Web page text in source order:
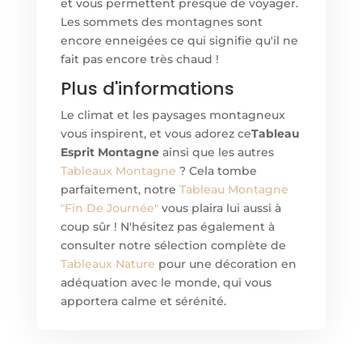
et vous permettent presque de voyager.
Les sommets des montagnes sont
encore enneigées ce qui signifie qu'il ne
fait pas encore très chaud !
Plus d'informations
Le climat et les paysages montagneux
vous inspirent, et vous adorez ceTableau
Esprit Montagneainsi que les autres
Tableaux Montagne ? Cela tombe
parfaitement, notre Tableau Montagne
"Fin De Journée"vous plaira lui aussi à
coup sûr ! N'hésitez pas également à
consulter notre sélection complète de
Tableaux Nature pour une décoration en
adéquation avec le monde, qui vous
apportera calme et sérénité.